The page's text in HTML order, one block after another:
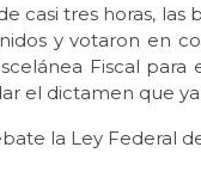
casi tres horas, las
y votaron en
Fiscal
el dictamen que
la Ley Federal